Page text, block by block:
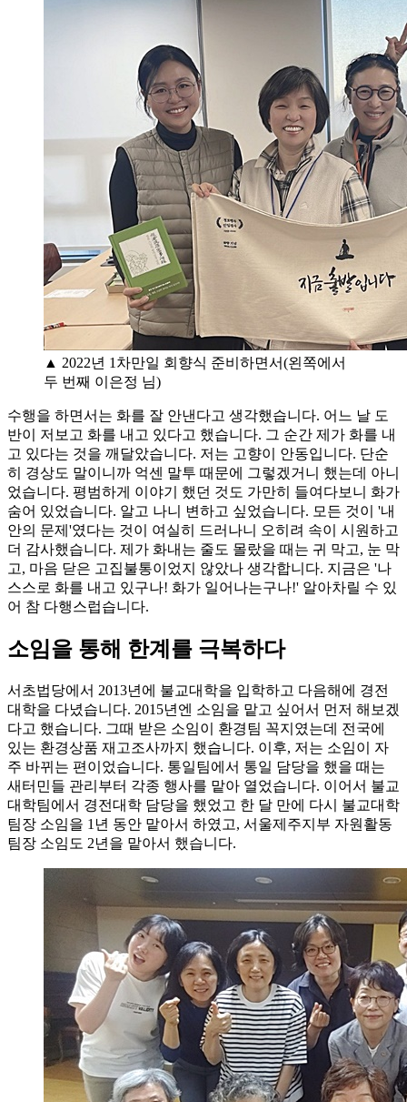
▲ 2022년 1차만일 회향식 준비하면서(왼쪽에서
두 번째 이은정 님)
수행을 하면서는 화를 잘 안낸다고 생각했습니다. 어느 날 도
반이 저보고 화를 내고 있다고 했습니다. 그 순간 제가 화를 내
고 있다는 것을 깨달았습니다. 저는 고향이 안동입니다. 단순
히 경상도 말이니까 억센 말투 때문에 그렇겠거니 했는데 아니
었습니다. 평범하게 이야기 했던 것도 가만히 들여다보니 화가
숨어 있었습니다. 알고 나니 변하고 싶었습니다. 모든 것이 '내
안의 문제'였다는 것이 여실히 드러나니 오히려 속이 시원하고
더 감사했습니다. 제가 화내는 줄도 몰랐을 때는 귀 막고, 눈 막
고, 마음 닫은 고집불통이었지 않았나 생각합니다. 지금은 '나
스스로 화를 내고 있구나! 화가 일어나는구나!' 알아차릴 수 있
어 참 다행스럽습니다.
소임을 통해 한계를 극복하다
서초법당에서 2013년에 불교대학을 입학하고 다음해에 경전
대학을 다녔습니다. 2015년엔 소임을 맡고 싶어서 먼저 해보겠
다고 했습니다. 그때 받은 소임이 환경팀 꼭지였는데 전국에
있는 환경상품 재고조사까지 했습니다. 이후, 저는 소임이 자
주 바뀌는 편이었습니다. 통일팀에서 통일 담당을 했을 때는
새터민들 관리부터 각종 행사를 맡아 열었습니다. 이어서 불교
대학팀에서 경전대학 담당을 했었고 한 달 만에 다시 불교대학
팀장 소임을 1년 동안 맡아서 하였고, 서울제주지부 자원활동
팀장 소임도 2년을 맡아서 했습니다.